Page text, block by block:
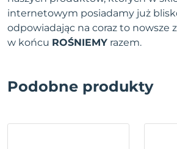
internetowym posiadamy już
odpowiadając na coraz to nowsze
w końcu ROŚNIEMY razem.
Podobne produkty